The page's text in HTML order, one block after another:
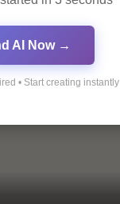
AI Now →
• Start creating instantly